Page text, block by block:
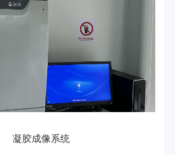
凝胶成像系统